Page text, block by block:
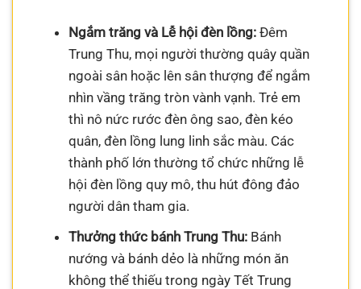
Ngắm trăng và Lễ hội đèn lồng:Đêm
Trung Thu, mọi người thường quây quần
ngoài sân hoặc lên sân thượng để ngắm
nhìn vầng trăng tròn vành vạnh. Trẻ em
thì nô nức rước đèn ông sao, đèn kéo
quân, đèn lồng lung linh sắc màu. Các
thành phố lớn thường tổ chức những lễ
hội đèn lồng quy mô, thu hút đông đảo
người dân tham gia.
Thưởng thức bánh Trung Thu:Bánh
nướng và bánh dẻo là những món ăn
không thể thiếu trong ngày Tết Trung